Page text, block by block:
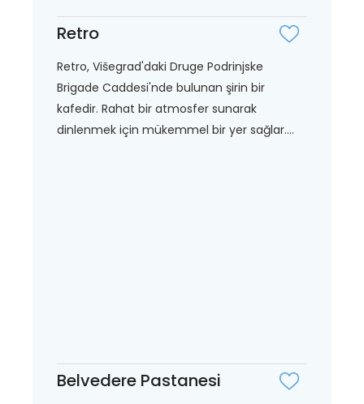
Retro
Retro, Višegrad'daki Druge Podrinjske
Brigade Caddesi'nde bulunan şirin bir
kafedir. Rahat bir atmosfer sunarak
dinlenmek için mükemmel bir yer sağlar....
Belvedere Pastanesi